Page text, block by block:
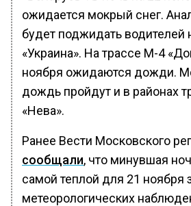
ожидается мокрый снег.
будет поджидать водителей
«Украина». На трассе М-4
ноября ожидаются дожди.
дождь пройдут и в районах
«Нева».
Ранее Вести Московского
сообщали, что минувшая
самой теплой для 21 ноября
метеорологических